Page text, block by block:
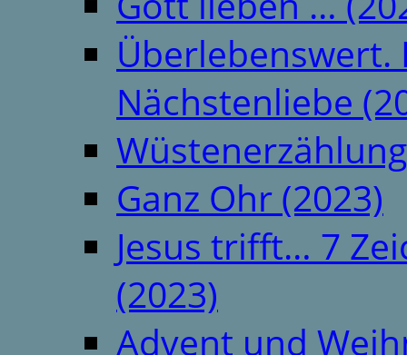
Überlebenswert.
Nächstenliebe
Ganz Ohr (2023)
Jesus trifft… 7
(2023)
Advent und